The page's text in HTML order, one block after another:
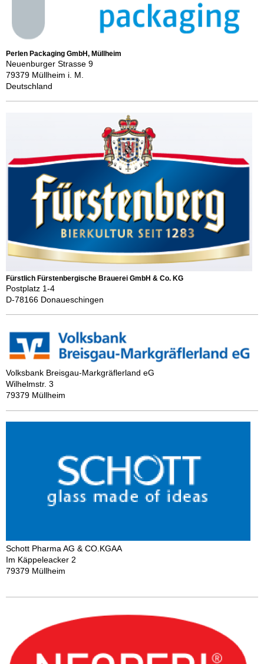
Perlen Packaging GmbH, Müllheim
Neuenburger Strasse 9
79379 Müllheim i. M.
Deutschland
Fürstlich Fürstenbergische Brauerei GmbH & Co. KG
Postplatz 1-4
D-78166 Donaueschingen
Volksbank Breisgau-Markgräflerland eG
Wilhelmstr. 3
79379 Müllheim
Schott Pharma AG & CO.KGAA
Im Käppeleacker 2
79379 Müllheim